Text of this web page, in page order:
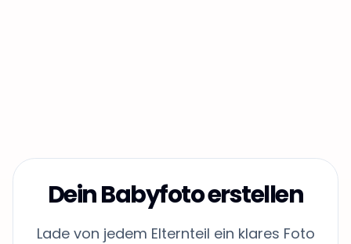
Dein Babyfoto erstellen
Lade von jedem Elternteil ein klares Foto